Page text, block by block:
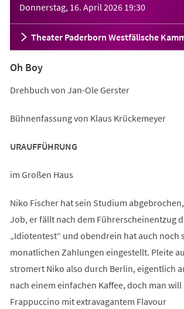
Donnerstag, 16. April 2026 19:30
Theater Paderborn Westfälische
Oh Boy
Drehbuch von Jan-Ole Gerster
Bühnenfassung von Klaus Krückemeyer
URAUFFÜHRUNG
im Großen Haus
Niko Fischer hat sein Studium
Job, er fällt nach dem Führerscheinentzug
„Idiotentest“ und obendrein hat auch noch
monatlichen Zahlungen eingestellt. Pleite
stromert Niko also durch Berlin, eigentlich
nach einem einfachen Kaffee, doch man
Frappuccino mit extravagantem Flavour